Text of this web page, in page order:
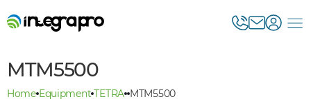
MTM5500
Home Equipment TETRA MTM5500